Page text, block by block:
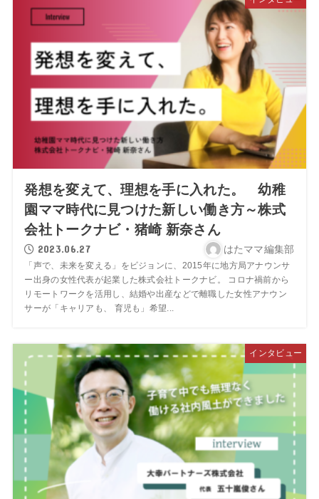
発想を変えて、理想を手に入れた。 幼稚
園ママ時代に見つけた新しい働き方～株式
会社トークナビ・猪崎 新奈さん
2023.06.27 はたママ編集部
「声で、未来を変える」をビジョンに、2015年に地方局アナウンサ
ー出身の女性代表が起業した株式会社トークナビ。 コロナ禍前から
リモートワークを活用し、結婚や出産などで離職した女性アナウン
サーが「キャリアも、 育児も」希望...
インタビュー